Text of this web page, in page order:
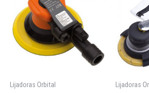
Lijadoras Orbital Lijadoras